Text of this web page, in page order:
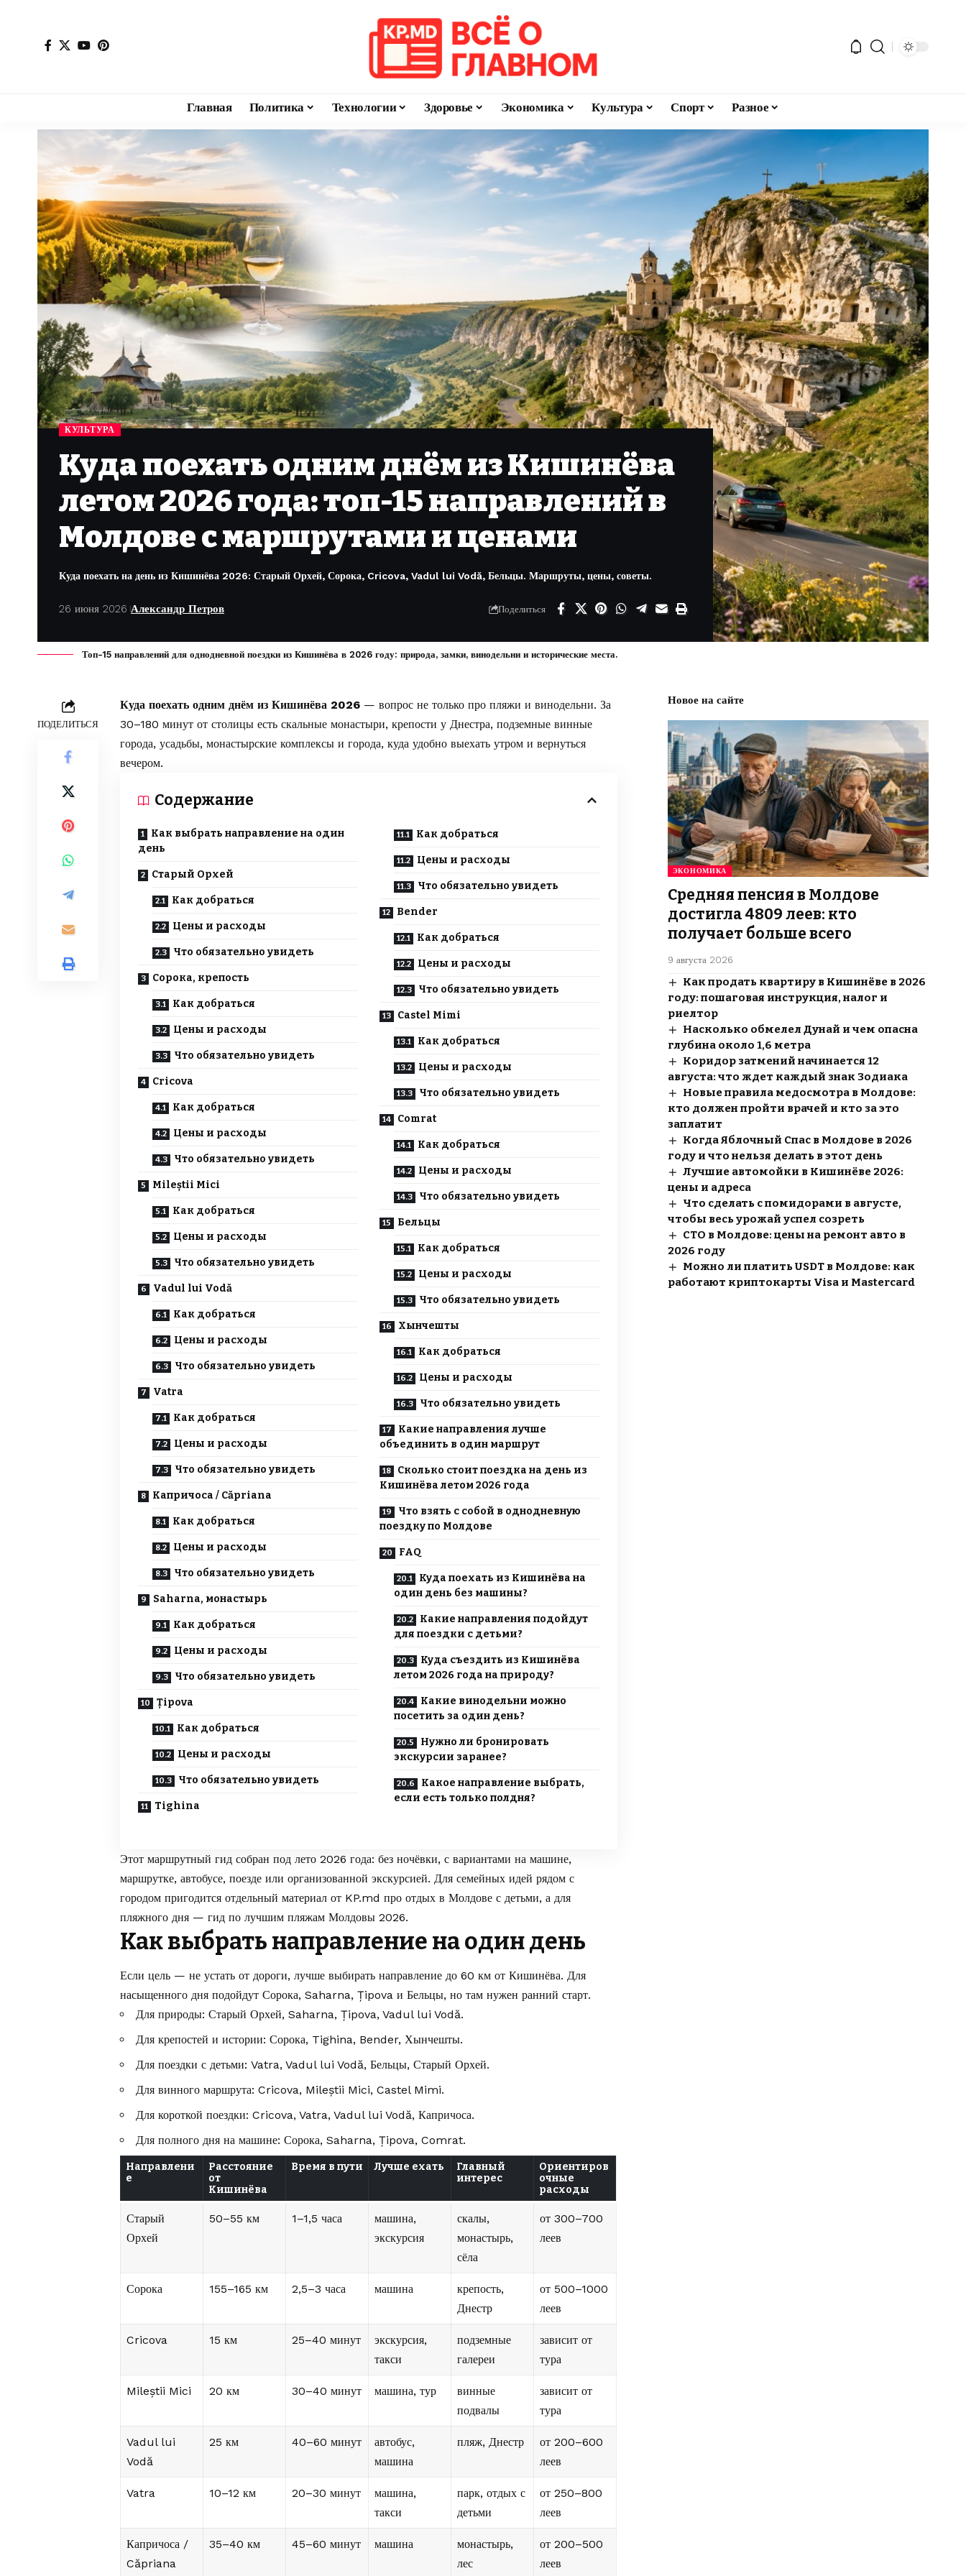
Главная Политика Технологии Здоровье Экономика Культура Спорт Разное
КУЛЬТУРА
Куда поехать одним днём из Кишинёва
летом 2026 года: топ-15 направлений в
Молдове с маршрутами и ценами
Куда поехать на день из Кишинёва 2026: Старый Орхей, Сорока, Cricova, Vadul lui Vodă, Бельцы. Маршруты, цены, советы.
26 июня 2026 Александр Петров Поделиться
Топ-15 направлений для однодневной поездки из Кишинёва в 2026 году: природа, замки, винодельни и исторические места.
ПОДЕЛИТЬСЯ
Куда поехать одним днём из Кишинёва 2026 — вопрос не только про пляжи и винодельни. За
30–180 минут от столицы есть скальные монастыри, крепости у Днестра, подземные винные
города, усадьбы, монастырские комплексы и города, куда удобно выехать утром и вернуться
вечером.
Содержание
Как выбрать направление на один
день
Старый Орхей
Как добраться
Цены и расходы
Что обязательно увидеть
Сорока, крепость
Как добраться
Цены и расходы
Что обязательно увидеть
Cricova
Как добраться
Цены и расходы
Что обязательно увидеть
Mileștii Mici
Как добраться
Цены и расходы
Что обязательно увидеть
Vadul lui Vodă
Как добраться
Цены и расходы
Что обязательно увидеть
Vatra
Как добраться
Цены и расходы
Что обязательно увидеть
Капричоса / Căpriana
Как добраться
Цены и расходы
Что обязательно увидеть
Saharna, монастырь
Как добраться
Цены и расходы
Что обязательно увидеть
Țipova
Как добраться
Цены и расходы
Что обязательно увидеть
Tighina
Как добраться
Цены и расходы
Что обязательно увидеть
Bender
Как добраться
Цены и расходы
Что обязательно увидеть
Castel Mimi
Как добраться
Цены и расходы
Что обязательно увидеть
Comrat
Как добраться
Цены и расходы
Что обязательно увидеть
Бельцы
Как добраться
Цены и расходы
Что обязательно увидеть
Хынчешты
Как добраться
Цены и расходы
Что обязательно увидеть
Какие направления лучше
объединить в один маршрут
Сколько стоит поездка на день из
Кишинёва летом 2026 года
Что взять с собой в однодневную
поездку по Молдове
FAQ
Куда поехать из Кишинёва на
один день без машины?
Какие направления подойдут
для поездки с детьми?
Куда съездить из Кишинёва
летом 2026 года на природу?
Какие винодельни можно
посетить за один день?
Нужно ли бронировать
экскурсии заранее?
Какое направление выбрать,
если есть только полдня?
Этот маршрутный гид собран под лето 2026 года: без ночёвки, с вариантами на машине,
маршрутке, автобусе, поезде или организованной экскурсией. Для семейных идей рядом с
городом пригодится отдельный материал от KP.md про отдых в Молдове с детьми, а для
пляжного дня — гид по лучшим пляжам Молдовы 2026.
Как выбрать направление на один день
Если цель — не устать от дороги, лучше выбирать направление до 60 км от Кишинёва. Для
насыщенного дня подойдут Сорока, Saharna, Țipova и Бельцы, но там нужен ранний старт.
Для природы: Старый Орхей, Saharna, Țipova, Vadul lui Vodă.
Для крепостей и истории: Сорока, Tighina, Bender, Хынчешты.
Для поездки с детьми: Vatra, Vadul lui Vodă, Бельцы, Старый Орхей.
Для винного маршрута: Cricova, Mileștii Mici, Castel Mimi.
Для короткой поездки: Cricova, Vatra, Vadul lui Vodă, Капричоса.
Для полного дня на машине: Сорока, Saharna, Țipova, Comrat.
Направлени
е
Расстояние
от
Кишинёва
Время в пути Лучше ехать
Главный
интерес
Ориентиров
очные
расходы
Старый
Орхей
50–55 км 1–1,5 часа
машина,
экскурсия
скалы,
монастырь,
сёла
от 300–700
леев
Сорока 155–165 км 2,5–3 часа машина
крепость,
Днестр
от 500–1000
леев
Cricova 15 км 25–40 минут
экскурсия,
такси
подземные
галереи
зависит от
тура
Mileștii Mici 20 км 30–40 минут машина, тур
винные
подвалы
зависит от
тура
Vadul lui
Vodă
25 км 40–60 минут
автобус,
машина
пляж, Днестр
от 200–600
леев
Vatra 10–12 км 20–30 минут
машина,
такси
парк, отдых с
детьми
от 250–800
леев
Капричоса /
Căpriana
35–40 км 45–60 минут машина
монастырь,
лес
от 200–500
леев
Новое на сайте
ЭКОНОМИКА
Средняя пенсия в Молдове
достигла 4809 леев: кто
получает больше всего
9 августа 2026
Как продать квартиру в Кишинёве в 2026
году: пошаговая инструкция, налог и
риелтор
Насколько обмелел Дунай и чем опасна
глубина около 1,6 метра
Коридор затмений начинается 12
августа: что ждет каждый знак Зодиака
Новые правила медосмотра в Молдове:
кто должен пройти врачей и кто за это
заплатит
Когда Яблочный Спас в Молдове в 2026
году и что нельзя делать в этот день
Лучшие автомойки в Кишинёве 2026:
цены и адреса
Что сделать с помидорами в августе,
чтобы весь урожай успел созреть
СТО в Молдове: цены на ремонт авто в
2026 году
Можно ли платить USDT в Молдове: как
работают криптокарты Visa и Mastercard